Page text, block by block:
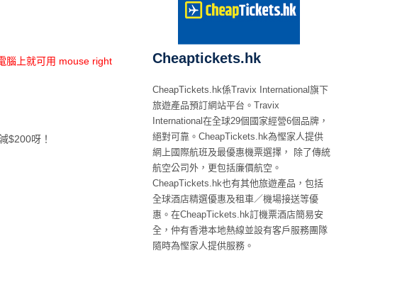
腦上就可用 mouse right
$200呀！
Cheaptickets.hk
CheapTickets.hk係Travix International旗下
旅遊產品預訂網站平台。Travix
International在全球29個國家經營6個品牌，
絕對可靠。CheapTickets.hk為慳家人提供
網上國際航班及最優惠機票選擇， 除了傳統
航空公司外，更包括廉價航空。
CheapTickets.hk也有其他旅遊產品，包括
全球酒店精選優惠及租車／機場接送等優
惠。在CheapTickets.hk訂機票酒店簡易安
全，仲有香港本地熱線並設有客戶服務團隊
隨時為慳家人提供服務。